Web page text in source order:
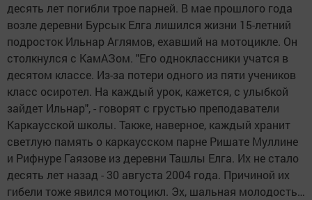
десять лет погибли трое парней. В мае прошлого года
возле деревни Бурсык Елга лишился жизни 15-летний
подросток Ильнар Аглямов, ехавший на мотоцикле. Он
столкнулся с КамАЗом. "Его одноклассники учатся в
десятом классе. Из-за потери одного из пяти учеников
класс осиротел. На каждый урок, кажется, с улыбкой
зайдет Ильнар", - говорят с грустью преподаватели
Каркаусской школы. Также, наверное, каждый хранит
светлую память о каркаусском парне Ришате Муллине
и Рифнуре Гаязове из деревни Ташлы Елга. Их не стало
десять лет назад - 30 августа 2004 года. Причиной их
гибели тоже явился мотоцикл. Эх, шальная молодость…